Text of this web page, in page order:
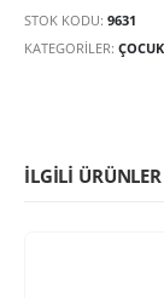
STOK KODU: 9631
KATEGORILER:
İLGILI ÜRÜNLER